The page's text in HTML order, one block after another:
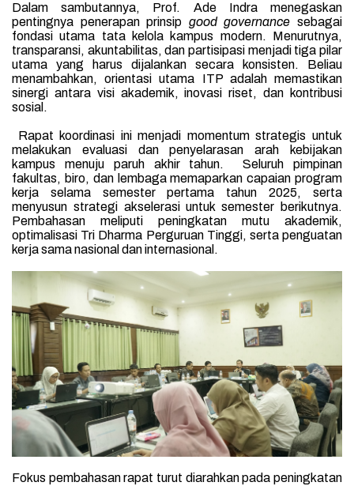
Dalam sambutannya, Prof. Ade Indra menegaskan
pentingnya penerapan prinsip good governance sebagai
fondasi utama tata kelola kampus modern. Menurutnya,
transparansi, akuntabilitas, dan partisipasi menjadi tiga pilar
utama yang harus dijalankan secara konsisten. Beliau
menambahkan, orientasi utama ITP adalah memastikan
sinergi antara visi akademik, inovasi riset, dan kontribusi
sosial.
Rapat koordinasi ini menjadi momentum strategis untuk
melakukan evaluasi dan penyelarasan arah kebijakan
kampus menuju paruh akhir tahun. Seluruh pimpinan
fakultas, biro, dan lembaga memaparkan capaian program
kerja selama semester pertama tahun 2025, serta
menyusun strategi akselerasi untuk semester berikutnya.
Pembahasan meliputi peningkatan mutu akademik,
optimalisasi Tri Dharma Perguruan Tinggi, serta penguatan
kerja sama nasional dan internasional.
Fokus pembahasan rapat turut diarahkan pada peningkatan